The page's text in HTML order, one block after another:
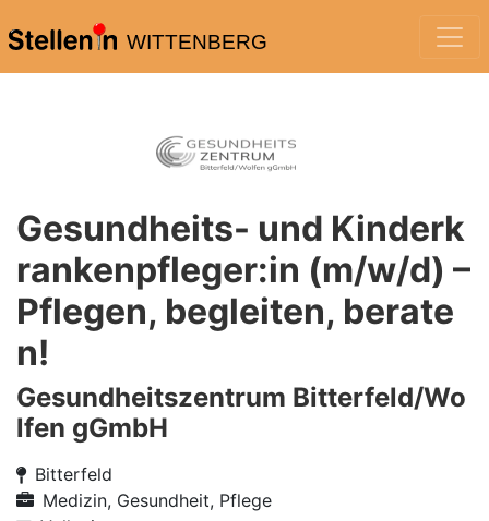
WITTENBERG
Gesundheits- und Kinderk
rankenpfleger:in (m/w/d) –
Pflegen, begleiten, berate
n!
Gesundheitszentrum Bitterfeld/Wo
lfen gGmbH
Bitterfeld
Medizin, Gesundheit, Pflege